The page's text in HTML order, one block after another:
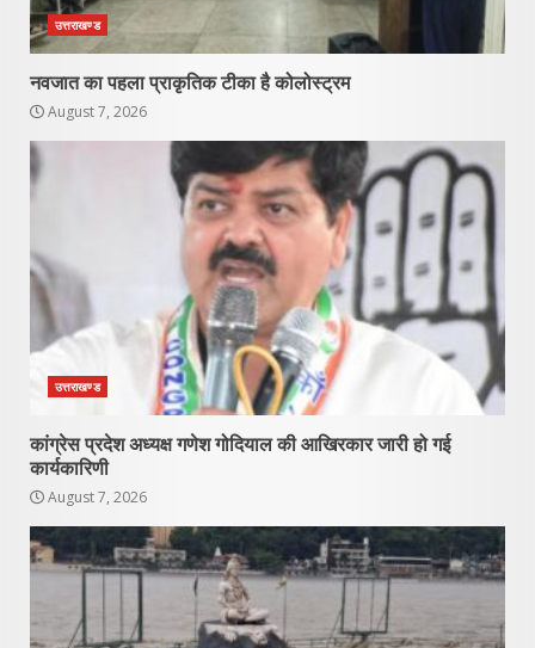
उत्तराखण्ड
नवजात का पहला प्राकृतिक टीका है कोलोस्ट्रम
August 7, 2026
उत्तराखण्ड
कांग्रेस प्रदेश अध्यक्ष गणेश गोदियाल की आखिरकार जारी हो गई
कार्यकारिणी
August 7, 2026